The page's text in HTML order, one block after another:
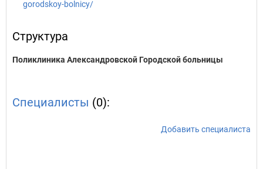
gorodskoy-bolnicy/
Структура
Поликлиника Александровской Городской больницы
Специалисты (0):
Добавить специалиста